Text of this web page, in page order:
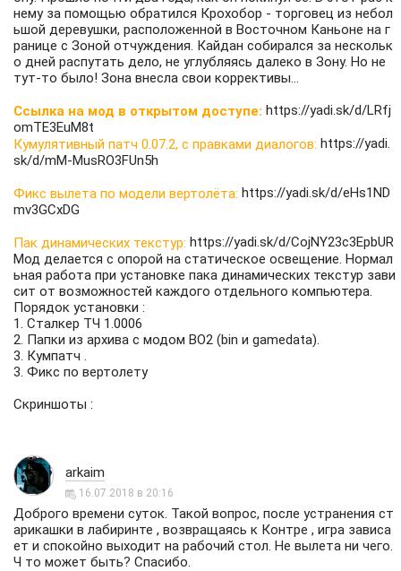
нему за помощью обратился Крохобор - торговец из небол
ьшой деревушки, расположенной в Восточном Каньоне на г
ранице с Зоной отчуждения. Кайдан собирался за нескольк
о дней распутать дело, не углубляясь далеко в Зону. Но не
тут-то было! Зона внесла свои коррективы...
Ссылка на мод в открытом доступе: https://yadi.sk/d/LRfj
omTE3EuM8t
Кумулятивный патч 0.07.2, с правками диалогов: https://yadi.
sk/d/mM-MusRO3FUn5h
Фикс вылета по модели вертолёта: https://yadi.sk/d/eHs1ND
mv3GCxDG
Пак динамических текстур: https://yadi.sk/d/CojNY23c3EpbUR
Мод делается с опорой на статическое освещение. Нормал
ьная работа при установке пака динамических текстур зави
сит от возможностей каждого отдельного компьютера.
Порядок установки :
1. Сталкер ТЧ 1.0006
2. Папки из архива с модом ВО2 (bin и gamedata).
3. Кумпатч .
3. Фикс по вертолету
Скриншоты :
arkaim
16.07.2018 в 20:16
Доброго времени суток. Такой вопрос, после устранения ст
арикашки в лабиринте , возвращаясь к Контре , игра зависа
ет и спокойно выходит на рабочий стол. Не вылета ни чего.
Ч то может быть? Спасибо.